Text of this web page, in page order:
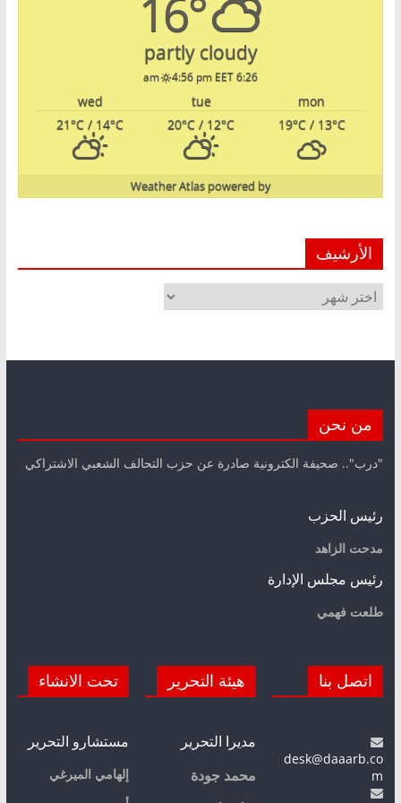
16°
partly cloudy
6:26 am
4:56 pm EET
mon
tue
wed
19°C/ 13°C
20°C / 12°C
21°C / 14°C
powered by
Weather Atlas
الأرشيف
الأرشيف
من نحن
"درب".. صحيفة الكترونية صادرة عن حزب التحالف الشعبي الاشتراكي
رئيس الحزب
مدحت الزاهد
رئيس مجلس الإدارة
طلعت فهمي
اتصل بنا
desk@daaarb.co
m
هيئة التحرير
مديرا التحرير
محمد جودة
تحت الانشاء
مستشارو التحرير
إلهامي الميرغي